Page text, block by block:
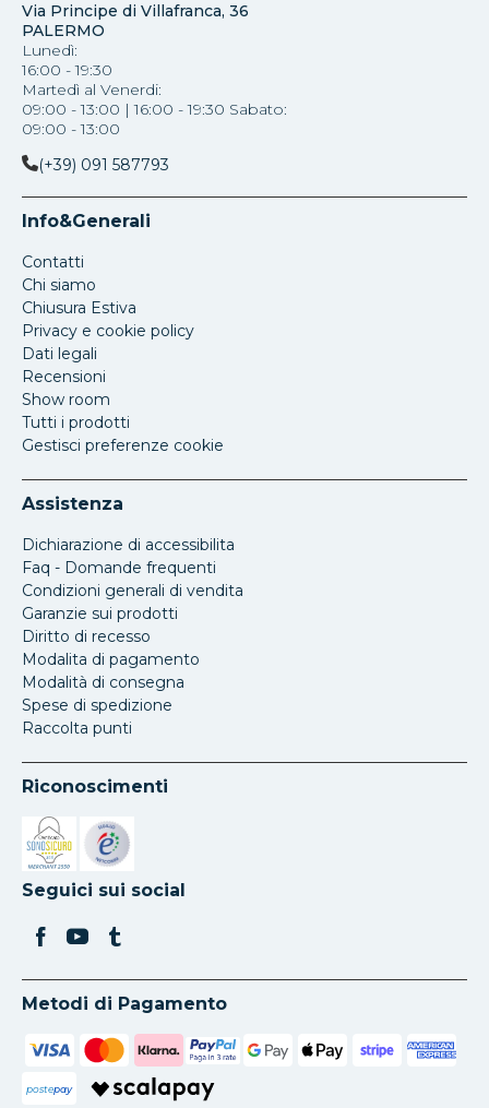
Via Principe di Villafranca, 36
PALERMO
Lunedì:
16:00 - 19:30
Martedì al Venerdi:
09:00 - 13:00 | 16:00 - 19:30 Sabato:
09:00 - 13:00
(+39) 091 587793
Info&Generali
Contatti
Chi siamo
Chiusura Estiva
Privacy e cookie policy
Dati legali
Recensioni
Show room
Tutti i prodotti
Gestisci preferenze cookie
Assistenza
Dichiarazione di accessibilita
Faq - Domande frequenti
Condizioni generali di vendita
Garanzie sui prodotti
Diritto di recesso
Modalita di pagamento
Modalità di consegna
Spese di spedizione
Raccolta punti
Riconoscimenti
Si apre in una nuova scheda
Si apre in una nuova scheda
Seguici sui social
Metodi di Pagamento
postepay